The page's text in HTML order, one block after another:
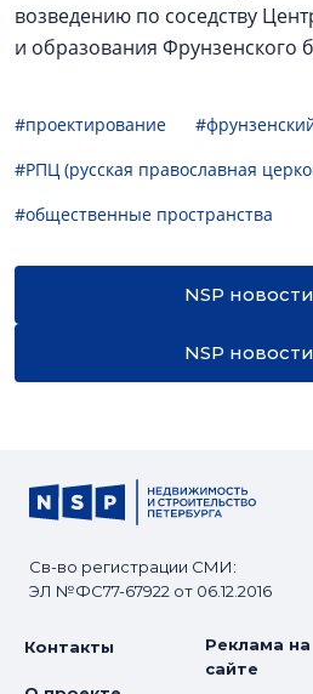
возведению по соседству
и образования Фрунзенского
#проектирование
#РПЦ (русская православная
#общественные пространства
NSP
NSP
Св-во регистрации СМИ:
ЭЛ №ФС77-67922 от 06.12.2016
Контакты
Реклама на
сайте